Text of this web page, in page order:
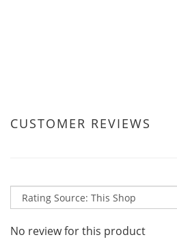
CUSTOMER REVIEWS
No review for this product